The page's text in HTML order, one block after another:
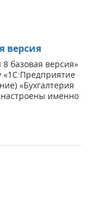
версия
базовая версия»
«1С:Предприятие
«Бухгалтерия
именно